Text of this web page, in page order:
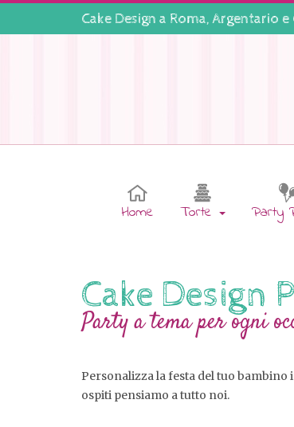
Cake Design a Roma,Argentario e
Home Torte Party
Cake Design
Party a tema per ogni
Personalizza la festa del tuo bambino
ospiti pensiamo a tutto noi.